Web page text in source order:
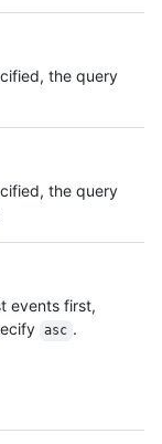
the query
the query
events first,
asc .